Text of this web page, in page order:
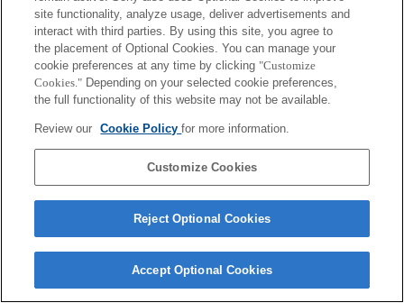
site functionality, analyze usage, deliver advertisements and
interact with third parties. By using this site, you agree to
the placement of Optional Cookies. You can manage your
cookie preferences at any time by clicking "Customize
Cookies." Depending on your selected cookie preferences,
the full functionality of this website may not be available.
Review our Cookie Policyfor more information.
Customize Cookies
Reject Optional Cookies
Accept Optional Cookies